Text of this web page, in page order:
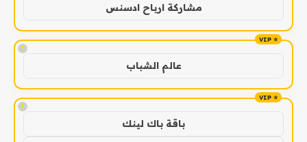
مشاركة ارباح ادسنس
!
عالم الشباب
!
باقة باك لينك